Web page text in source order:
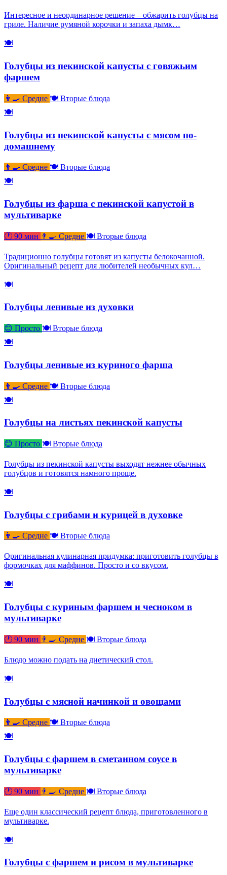
Интересное и неординарное решение – обжарить голубцы на
гриле. Наличие румяной корочки и запаха дымк…
🍽
Голубцы из пекинской капусты с говяжьим
фаршем
👨‍🍳 Средне 🍽 Вторые блюда
🍽
Голубцы из пекинской капусты с мясом по-
домашнему
👨‍🍳 Средне 🍽 Вторые блюда
🍽
Голубцы из фарша с пекинской капустой в
мультиварке
🕐 90 мин 👨‍🍳 Средне 🍽 Вторые блюда
Традиционно голубцы готовят из капусты белокочанной.
Оригинальный рецепт для любителей необычных кул…
🍽
Голубцы ленивые из духовки
😊 Просто 🍽 Вторые блюда
🍽
Голубцы ленивые из куриного фарша
👨‍🍳 Средне 🍽 Вторые блюда
🍽
Голубцы на листьях пекинской капусты
😊 Просто 🍽 Вторые блюда
Голубцы из пекинской капусты выходят нежнее обычных
голубцов и готовятся намного проще.
🍽
Голубцы с грибами и курицей в духовке
👨‍🍳 Средне 🍽 Вторые блюда
Оригинальная кулинарная придумка: приготовить голубцы в
формочках для маффинов. Просто и со вкусом.
🍽
Голубцы с куриным фаршем и чесноком в
мультиварке
🕐 90 мин 👨‍🍳 Средне 🍽 Вторые блюда
Блюдо можно подать на диетический стол.
🍽
Голубцы с мясной начинкой и овощами
👨‍🍳 Средне 🍽 Вторые блюда
🍽
Голубцы с фаршем в сметанном соусе в
мультиварке
🕐 90 мин 👨‍🍳 Средне 🍽 Вторые блюда
Еще один классический рецепт блюда, приготовленного в
мультиварке.
🍽
Голубцы с фаршем и рисом в мультиварке